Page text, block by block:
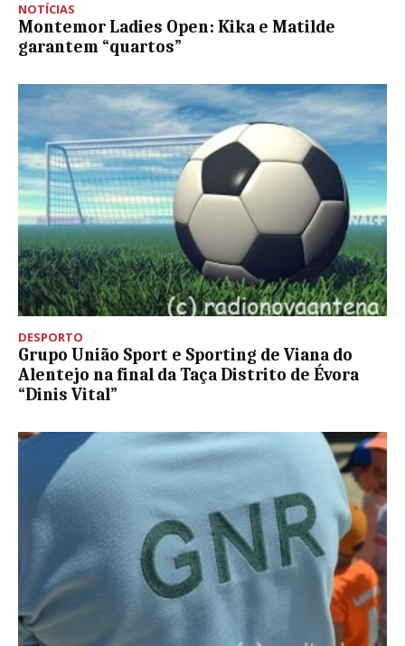
NOTÍCIAS
Montemor Ladies Open: Kika e Matilde
garantem “quartos”
DESPORTO
Grupo União Sport e Sporting de Viana do
Alentejo na final da Taça Distrito de Évora
“Dinis Vital”